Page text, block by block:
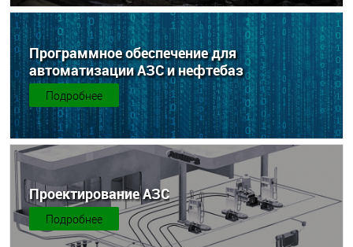
Программное обеспечение для
автоматизации АЗС и нефтебаз
Подробнее
Проектирование АЗС
Подробнее